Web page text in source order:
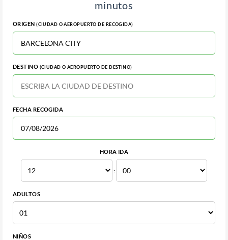
minutos
ORIGEN(CIUDAD O AEROPUERTO DE RECOGIDA)
DESTINO (CIUDAD O AEROPUERTO DE DESTINO)
FECHA RECOGIDA
HORA IDA
:
ADULTOS
NIÑOS